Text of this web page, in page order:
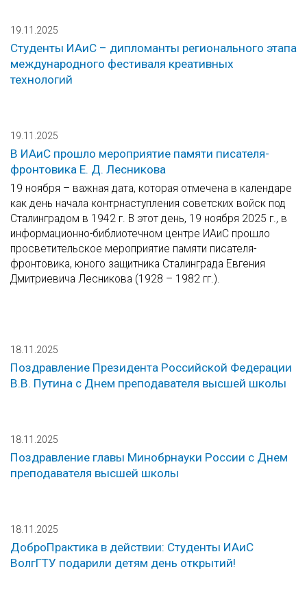
19.11.2025
Студенты ИАиС – дипломанты регионального этапа
международного фестиваля креативных
технологий
19.11.2025
В ИАиС прошло мероприятие памяти писателя-
фронтовика Е. Д. Лесникова
19 ноября – важная дата, которая отмечена в календаре
как день начала контрнаступления советских войск под
Сталинградом в 1942 г. В этот день, 19 ноября 2025 г., в
информационно-библиотечном центре ИАиС прошло
просветительское мероприятие памяти писателя-
фронтовика, юного защитника Сталинграда Евгения
Дмитриевича Лесникова (1928 – 1982 гг.).
18.11.2025
Поздравление Президента Российской Федерации
В.В. Путина с Днем преподавателя высшей школы
18.11.2025
Поздравление главы Минобрнауки России с Днем
преподавателя высшей школы
18.11.2025
ДоброПрактика в действии: Студенты ИАиС
ВолгГТУ подарили детям день открытий!